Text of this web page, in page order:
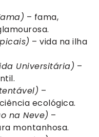
– fama,
– vida na ilha
Universitária) –
–
ecológica.
na Neve) –
montanhosa.